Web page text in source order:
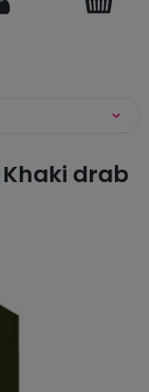
Khaki drab